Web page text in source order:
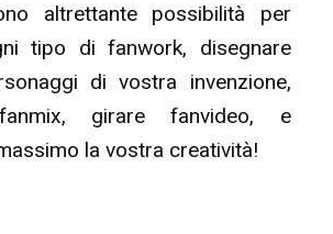
altrettante possibilità per
tipo di fanwork, disegnare
di vostra invenzione,
girare fanvideo, e
la vostra creatività!